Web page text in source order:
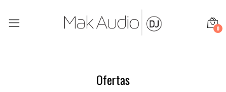
0
Ofertas